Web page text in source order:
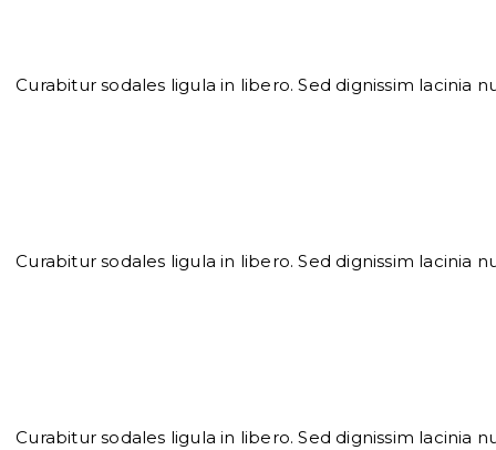
Curabitur sodales ligula in libero. Sed dignissim lacinia
Curabitur sodales ligula in libero. Sed dignissim lacinia
Curabitur sodales ligula in libero. Sed dignissim lacinia